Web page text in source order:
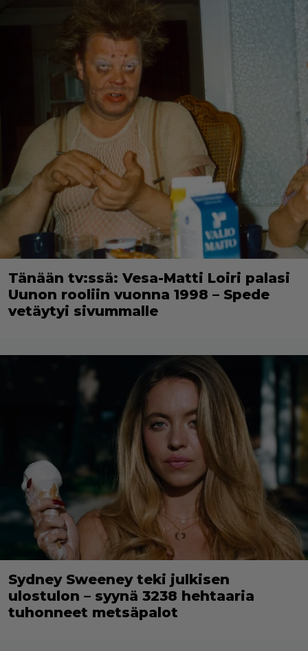
Tänään tv:ssä: Vesa-Matti Loiri palasi
Uunon rooliin vuonna 1998 – Spede
vetäytyi sivummalle
Sydney Sweeney teki julkisen
ulostulon – syynä 3238 hehtaaria
tuhonneet metsäpalot